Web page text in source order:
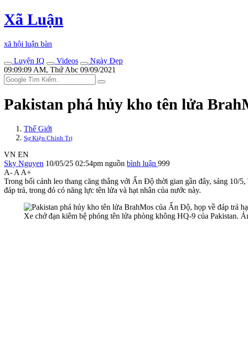
Xã Luận
xã hội luận bàn
Luyện IQ
Videos
Ngày Đẹp
09:09:09 AM, Thứ Abc 09/09/2021
Pakistan phá hủy kho tên lửa
Thế Giới
Sự Kiện Chính Trị
VN EN
Sky Nguyen 10/05/25 02:54pm nguồn bình luận 999
A- A A+
Trong bối cảnh leo thang căng thẳng với Ấn Độ thời gian gần đây, sáng 10/
đáp trả, trong đó có năng lực tên lửa và hạt nhân của nước này.
Xe chở đạn kiêm bệ phóng tên lửa phòng không HQ-9 của Pakistan.